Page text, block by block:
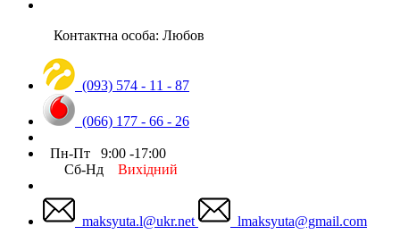
Контактна особа: Любов
(093) 574 - 11 - 87
(066) 177 - 66 - 26
Пн-Пт 9:00 -17:00
Сб-Нд Вихідний
maksyuta.l@ukr.net
lmaksyuta@gmail.com